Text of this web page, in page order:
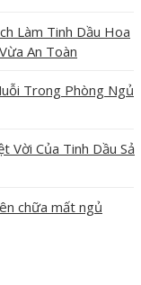
Làm Tinh Dầu Hoa
An Toàn
Trong Phòng Ngủ
Vời Của Tinh Dầu Sả
chữa mất ngủ